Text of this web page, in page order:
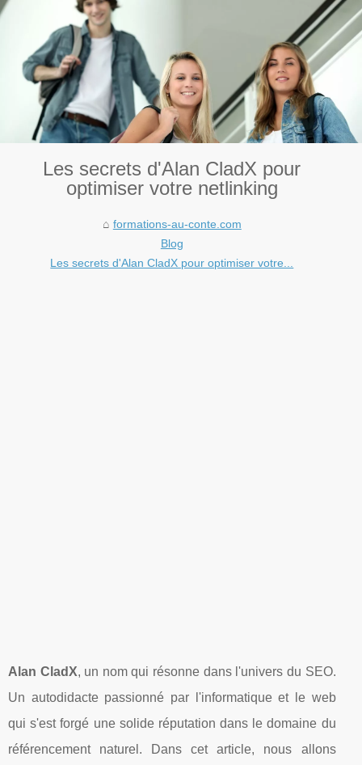
Les secrets d'Alan CladX pour
optimiser votre netlinking
formations-au-conte.com
Blog
Les secrets d'Alan CladX pour optimiser votre...
Alan CladX, un nom qui résonne dans l'univers du SEO.
Un autodidacte passionné par l'informatique et le web
qui s'est forgé une solide réputation dans le domaine du
référencement naturel. Dans cet article, nous allons